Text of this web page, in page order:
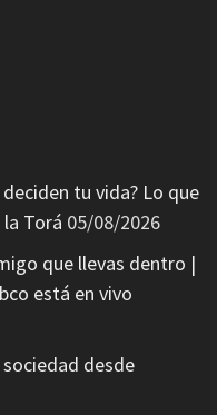
tu vida? Lo que
Torá 05/08/2026
que llevas dentro |
está en vivo
desde